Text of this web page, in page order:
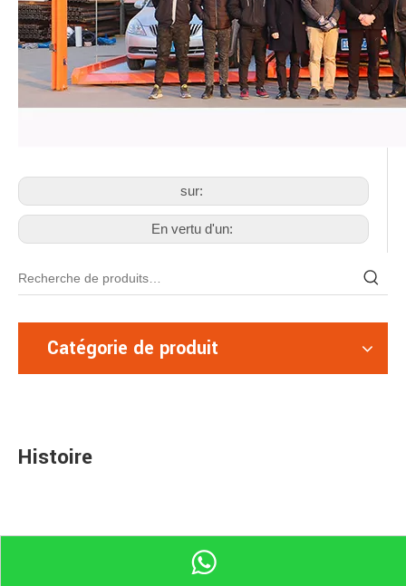
sur:
En vertu d'un:
Catégorie de produit
Histoire